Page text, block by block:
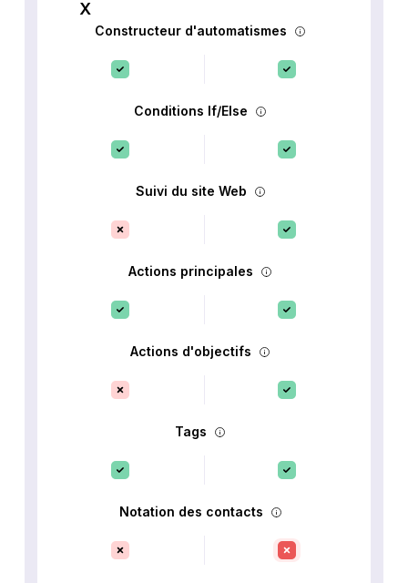
Constructeur d'automatismes
Conditions If/Else
Suivi du site Web
Actions principales
Actions d'objectifs
Tags
Notation des contacts